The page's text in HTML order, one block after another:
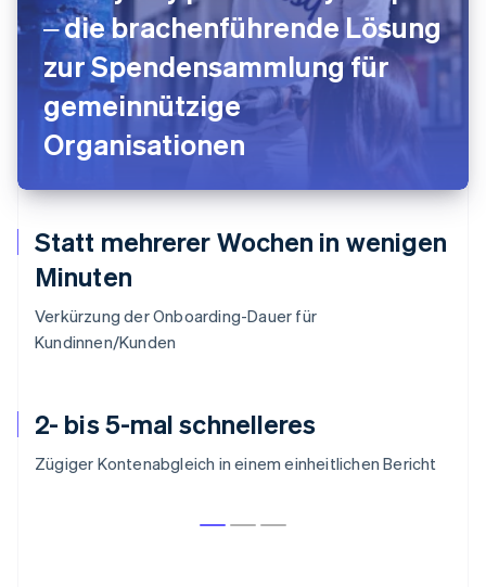
Statt mehrerer Wochen in wenigen
Minuten
Verkürzung der Onboarding-Dauer für
Kundinnen/Kunden
2- bis 5-mal schnelleres
Zügiger Kontenabgleich in einem einheitlichen Bericht
‒ die brachenführende Lösung
zur Spendensammlung für
gemeinnützige
Organisationen